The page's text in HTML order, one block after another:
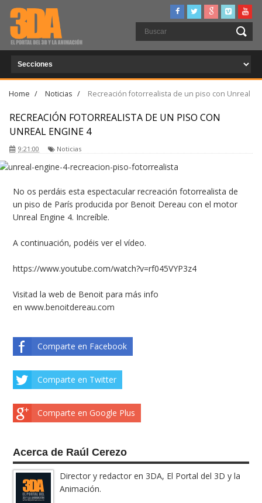
Home / Noticias /
Recreación fotorrealista de un piso con Unreal
RECREACIÓN FOTORREALISTA DE UN PISO CON
UNREAL ENGINE 4
9:21:00 Noticias
No os perdáis esta espectacular recreación fotorrealista de
un piso de París producida por Benoit Dereau con el motor
Unreal Engine 4. Increíble.
A continuación, podéis ver el vídeo.
https://www.youtube.com/watch?v=rf045VYP3z4
Visitad la web de Benoit para más info
enwww.benoitdereau.com
Comparte en Facebook
Comparte en Twitter
Comparte en Google Plus
Acerca de Raúl Cerezo
Director y redactor en 3DA, El Portal del 3D y la
Animación.